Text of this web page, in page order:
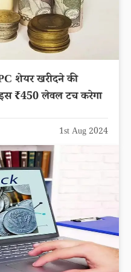
शेयर खरीदने की
₹450 लेवल टच करेगा
1st Aug 2024